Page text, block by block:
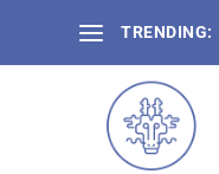
TRENDING: